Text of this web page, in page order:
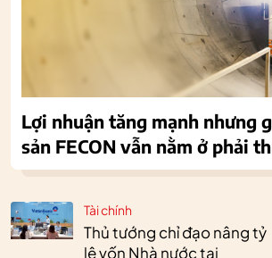
Tài chính
Thủ tướng chỉ đạo nâng tỷ
lệ vốn Nhà nước tại
Lợi nhuận tăng mạnh nhưng
sản FECON vẫn nằm ở phải